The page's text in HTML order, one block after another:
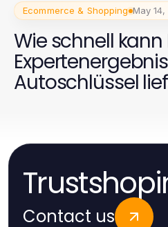
Ecommerce & Shopping May
Wie schnell
Autoschlüssel
Contact us